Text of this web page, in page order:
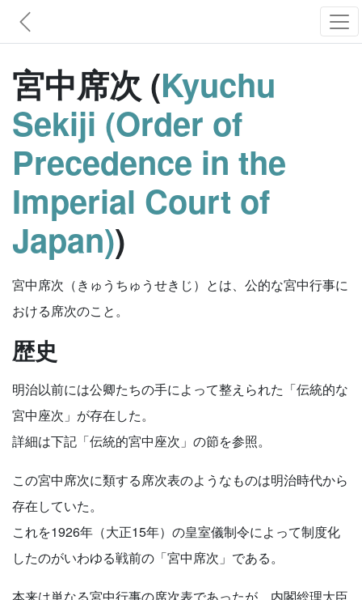
宮中席次 (Kyuchu
Sekiji (Order of
Precedence in the
Imperial Court of
Japan))
宮中席次（きゅうちゅうせきじ）とは、公的な宮中行事に
おける席次のこと。
歴史
明治以前には公卿たちの手によって整えられた「伝統的な
宮中座次」が存在した。
詳細は下記「伝統的宮中座次」の節を参照。
この宮中席次に類する席次表のようなものは明治時代から
存在していた。
これを1926年（大正15年）の皇室儀制令によって制度化
したのがいわゆる戦前の「宮中席次」である。